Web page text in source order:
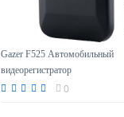
Gazer F525 Автомобильный
видеорегистратор
0